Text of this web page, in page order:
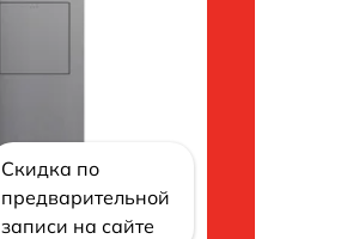
Скидка по
предварительной
записи на сайте